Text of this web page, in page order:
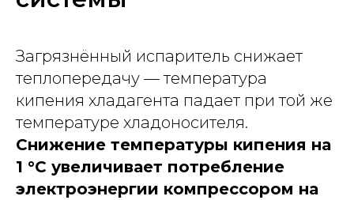
Загрязнённый испаритель снижает
теплопередачу — температура
кипения хладагента падает при той же
температуре хладоносителя.
Снижение температуры кипения на
1 °C увеличивает потребление
электроэнергии компрессором на